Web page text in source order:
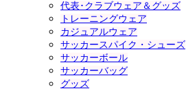
代表･クラブウェア＆グッズ
トレーニングウェア
カジュアルウェア
サッカースパイク・シューズ
サッカーボール
サッカーバッグ
グッズ